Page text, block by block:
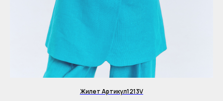
Жилет Артикул1213V